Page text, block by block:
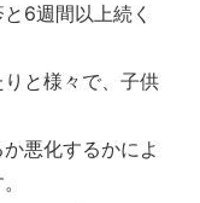
6週間以上続く
と様々で、子供
悪化するかによ